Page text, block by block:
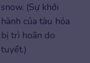
snow. (Sự khởi
hành của tàu hỏa
bị trì hoãn do
tuyết.)